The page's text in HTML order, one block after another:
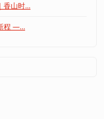
山时...
程 —...